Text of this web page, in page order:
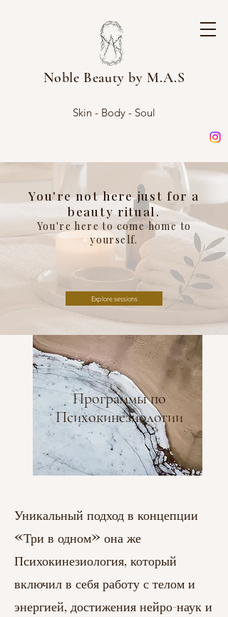
Noble Beauty by M.A.S
Skin - Body - Soul
You're not here just for a
beauty ritual.
You're here to come home to
yourself.
Explore sessions
Программы по
Психокинезиологии
Уникальный подход в концепции
«Три в одном» она же
Психокинезиология, который
включил в себя работу с телом и
энергией, достижения нейро-наук и